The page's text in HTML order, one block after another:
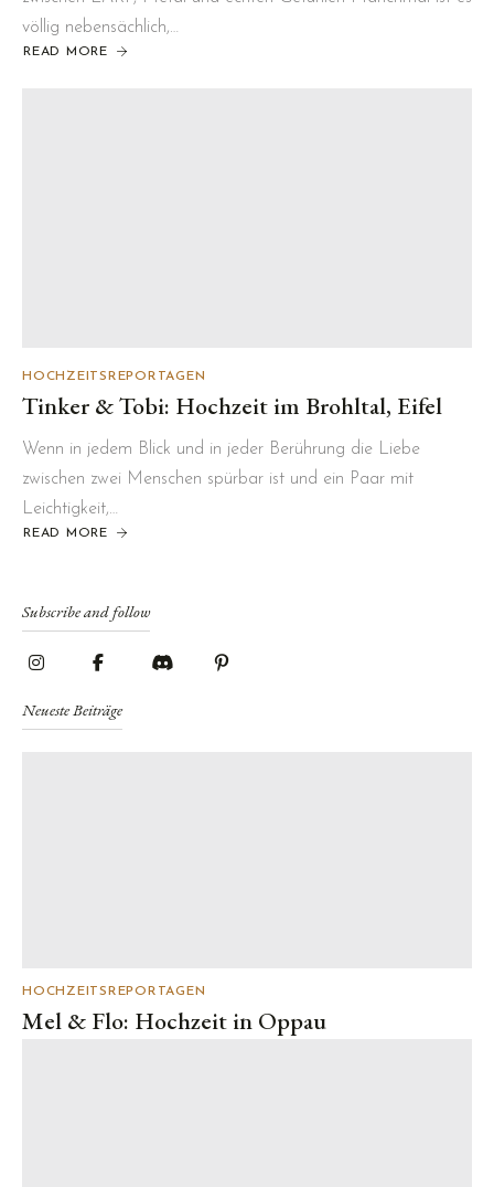
völlig nebensächlich,…
READ MORE
ABOUT
HOCHZEITSREPORTAGEN
Tinker & Tobi: Hochzeit im Brohltal, Eifel
Wenn in jedem Blick und in jeder Berührung die Liebe
zwischen zwei Menschen spürbar ist und ein Paar mit
Leichtigkeit,…
READ MORE
ABOUT
IM
BROHLTAL,
EIFEL
Subscribe and follow
Neueste Beiträge
HOCHZEITSREPORTAGEN
Mel & Flo: Hochzeit in Oppau